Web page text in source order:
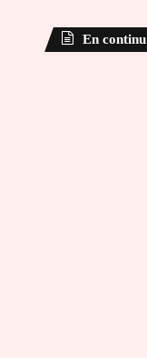
En continu